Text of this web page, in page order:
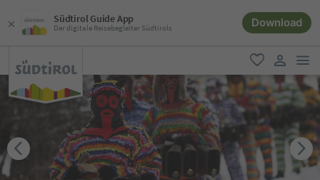
Südtirol Guide App
Der digitale Reisebegleiter Südtirols Download
favorit
user link